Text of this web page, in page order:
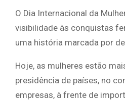
O Dia Internacional da
visibilidade às conquistas
uma história marcada por
Hoje, as mulheres estão
presidência de países, no
empresas, à frente de